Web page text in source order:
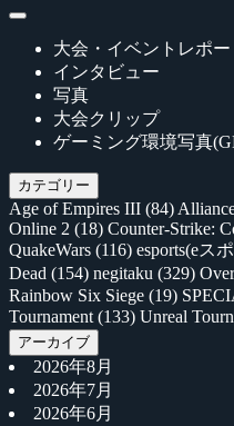
大会・イベントレポー
インタビュー
写真
大会クリップ
ゲーミング環境写真
カテゴリー
Age of Empires III (84)
Online 2 (18) Counter-Strike:
QuakeWars (116) esports(eス
Dead (154) negitaku (329)
Rainbow Six Siege (19)
Tournament (133) Unreal
アーカイブ
2026年8月
2026年7月
2026年6月